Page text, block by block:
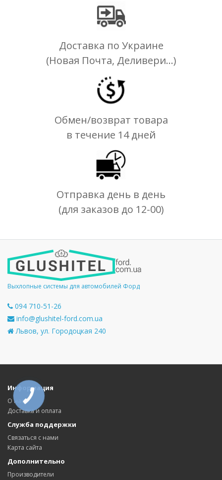
Доставка по Украине
(Новая Почта, Деливери...)
Обмен/возврат товара
в течение 14 дней
Отправка день в день
(для заказов до 12-00)
Выхлопные системы для автомобилей Форд
094 710-51-26
info@glushitel-ford.com.ua
Львов, ул. Городоцкая 240
Информация
О нас
Доставка и оплата
Служба поддержки
Связаться с нами
Карта сайта
Дополнительно
Производители
КНОПКА
СВЯЗИ